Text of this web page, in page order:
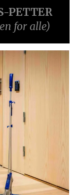
PETTER
for alle)